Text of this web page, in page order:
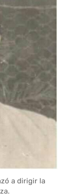
a dirigir la